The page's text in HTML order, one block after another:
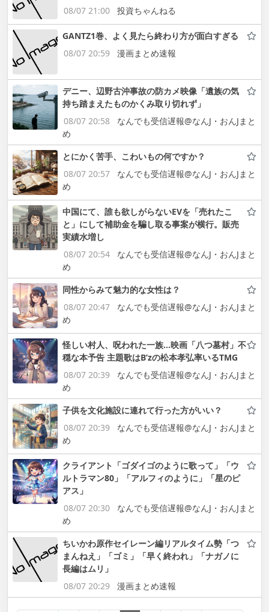
08/07 21:00
投資ちゃんねる
GANTZ1巻、よく見たら終わり方が面白すぎる
08/07 20:59
漫画まとめ速報
デニー、辺野古沖事故の防カメ映像「遺族の気
持ち踏まえたものかくみ取り切れず」
08/07 20:58
なんでも受信遅報@なんJ・おんJまと
め
とにかく苦手、こわいもの何ですか？
08/07 20:57
なんでも受信遅報@なんJ・おんJまと
め
中国にて、誰も欲しがらないEVを「売れたこ
と」にして補助金を騙し取る事案が横行。販売
実績水増し
08/07 20:54
なんでも受信遅報@なんJ・おんJまと
め
同性からみて魅力的な女性は？
08/07 20:47
なんでも受信遅報@なんJ・おんJまと
め
怪しい村人、呪われた一族…映画「八つ墓村」不
穏な本予告 主題歌はB’zの松本孝弘率いるTMG
08/07 20:39
なんでも受信遅報@なんJ・おんJまと
め
子供を文化施設に連れて行った方がいい？
08/07 20:39
なんでも受信遅報@なんJ・おんJまと
め
クライアント「ゴダイゴのように歌って」「ウ
ルトラマン80」「アルフィのように」「星のピ
アス」
08/07 20:30
なんでも受信遅報@なんJ・おんJまと
め
ちいかわ原作セイレーン編リアルタイム勢「つ
まんねえ」「ゴミ」「早く終われ」「ナガノに
長編はムリ」
08/07 20:29
漫画まとめ速報